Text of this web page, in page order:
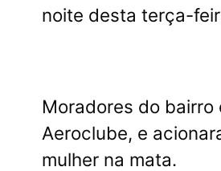
noite desta terça-
Moradores do
Aeroclube, e
mulher na mata.